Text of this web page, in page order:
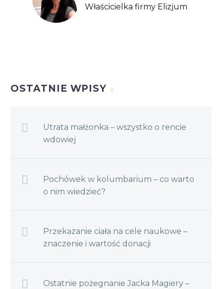
Właścicielka firmy Elizjum
OSTATNIE WPISY
Utrata małżonka – wszystko o rencie
wdowiej
Pochówek w kolumbarium – co warto
o nim wiedzieć?
Przekazanie ciała na cele naukowe –
znaczenie i wartość donacji
Ostatnie pożegnanie Jacka Magiery –